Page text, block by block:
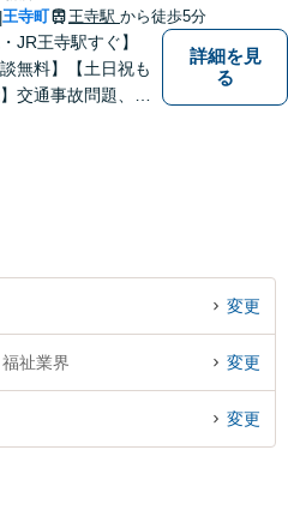
|王寺町 王寺駅 から徒歩5分
JR王寺駅すぐ】
談無料】【土日祝も
交通事故問題、遺
詳細を見
る
変更
祉業界 変更
変更